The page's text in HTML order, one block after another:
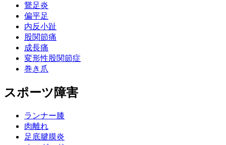
鵞足炎
偏平足
内反小趾
股関節痛
成長痛
変形性股関節症
巻き爪
スポーツ障害
ランナー膝
肉離れ
足底腱膜炎